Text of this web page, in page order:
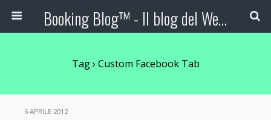
Booking Blog™ - Il blog del Web Marketing Turistico
Tag › Custom Facebook Tab
6 APRILE 2012